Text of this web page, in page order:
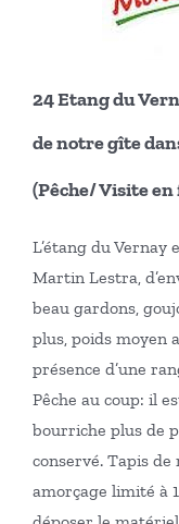
24 Etang du
de notre gîte
(Pêche/ Visite
L’étang du Vernay
Martin Lestra,
beau gardons,
plus, poids moyen
présence d’une
Pêche au coup: il
bourriche plus de
conservé. Tapis
amorçage limité à